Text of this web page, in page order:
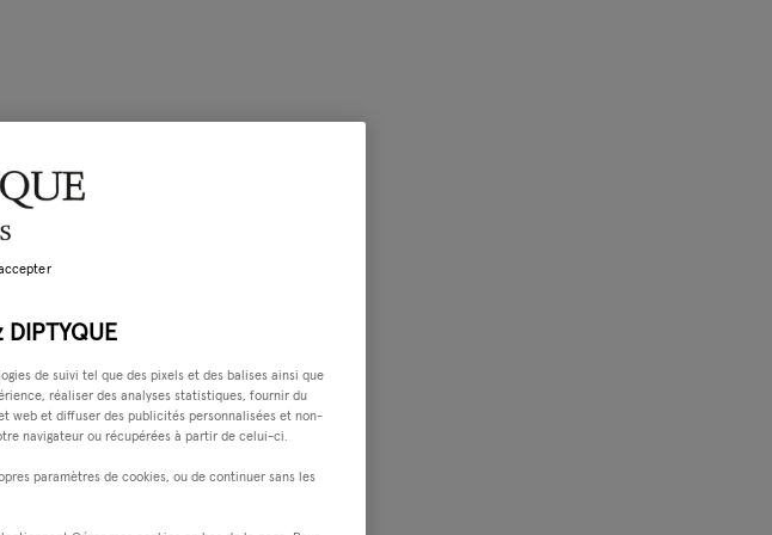
de suivi tel que des pixels et des balises ainsi que
réaliser des analyses statistiques, fournir du
web et diffuser des publicités personnalisées et non-
navigateur ou récupérées à partir de celui-ci.
paramètres de cookies, ou de continuer sans les